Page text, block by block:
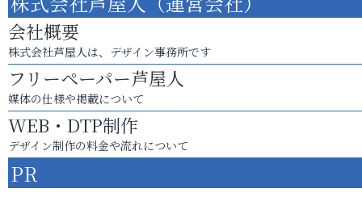
会社概要
株式会社芦屋人は、デザイン事務所です
フリーペーパー芦屋人
媒体の仕様や掲載について
WEB・DTP制作
デザイン制作の料金や流れについて
PR